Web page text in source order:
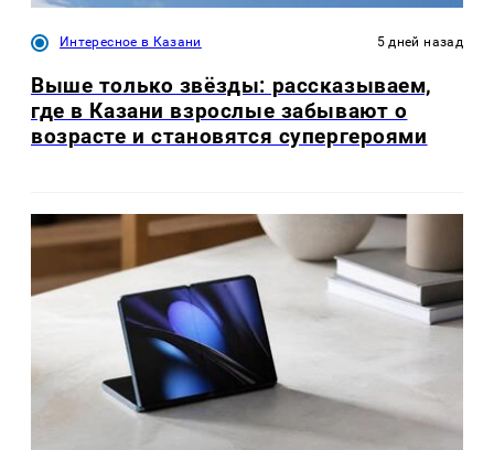
Интересное в Казани 5 дней назад
Выше только звёзды: рассказываем,
где в Казани взрослые забывают о
возрасте и становятся супергероями